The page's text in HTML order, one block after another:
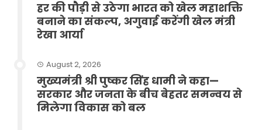
हर की पौड़ी से उठेगा भारत को खेल महाशक्ति
बनाने का संकल्प, अगुवाई करेंगी खेल मंत्री
रेखा आर्या
August 2, 2026
मुख्यमंत्री श्री पुष्कर सिंह धामी ने कहा—
सरकार और जनता के बीच बेहतर समन्वय से
मिलेगा विकास को बल